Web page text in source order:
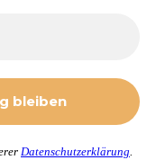
Datenschutzerklärung.